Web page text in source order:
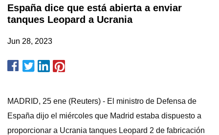
España dice que está abierta a enviar
tanques Leopard a Ucrania
Jun 28, 2023
MADRID, 25 ene (Reuters) - El ministro de Defensa de
España dijo el miércoles que Madrid estaba dispuesto a
proporcionar a Ucrania tanques Leopard 2 de fabricación